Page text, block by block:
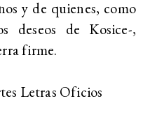
y de quienes, como
deseos de Kosice-,
firme.
Letras Oficios